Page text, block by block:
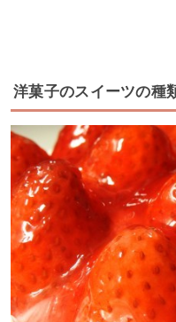
洋菓子のスイーツの種